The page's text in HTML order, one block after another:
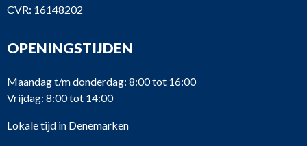
CVR: 16148202
OPENINGSTIJDEN
Maandag t/m donderdag: 8:00 tot 16:00
Vrijdag: 8:00 tot 14:00
Lokale tijd in Denemarken